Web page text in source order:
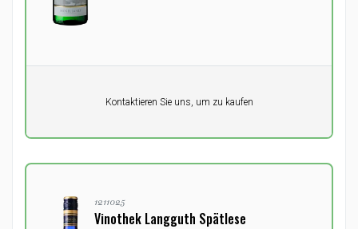
Kontaktieren Sie uns, um zu kaufen
1211025
Vinothek Langguth Spätlese